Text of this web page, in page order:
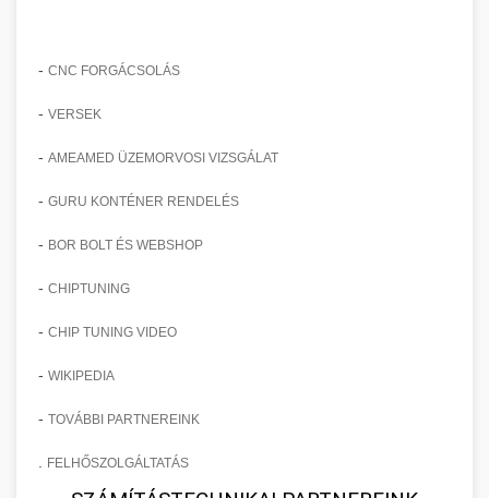
- CNC FORGÁCSOLÁS
- VERSEK
- AMEAMED ÜZEMORVOSI VIZSGÁLAT
- GURU KONTÉNER RENDELÉS
- BOR BOLT ÉS WEBSHOP
- CHIPTUNING
- CHIP TUNING VIDEO
- WIKIPEDIA
- TOVÁBBI PARTNEREINK
FELHŐSZOLGÁLTATÁS